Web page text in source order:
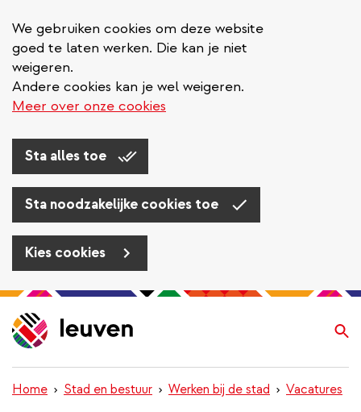
We gebruiken cookies om deze website
goed te laten werken. Die kan je niet
weigeren.
Andere cookies kan je wel weigeren.
Meer over onze cookies
Sta alles toe
Sta noodzakelijke cookies toe
Kies cookies
Overslaan
en
naar
inhoud
gaan
Home Stad en bestuur Werken bij de stad Vacatures